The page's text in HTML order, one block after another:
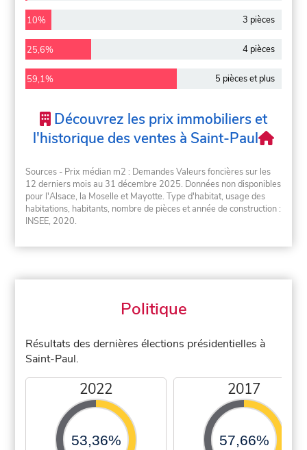
10% 3 pièces
25,6% 4 pièces
59,1% 5 pièces et plus
Découvrez les prix immobiliers et
l'historique des ventes à Saint-Paul
Sources - Prix médian m2 : Demandes Valeurs foncières sur les
12 derniers mois au 31 décembre 2025. Données non disponibles
pour l'Alsace, la Moselle et Mayotte. Type d'habitat, usage des
habitations, habitants, nombre de pièces et année de construction :
INSEE, 2020.
Politique
Résultats des dernières élections présidentielles à
Saint-Paul.
2022
53,36%
2017
57,66%